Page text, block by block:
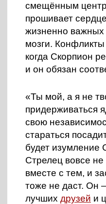
смещённым
прошивает
жизненно важных
мозги. Конфликты
когда Скорпион
и он обязан
«Ты мой, а я не
придерживаться
свою
стараться
будет изумление
Стрелец вовсе
вместе с тем, и
тоже не даст. Он
лучших друзей и